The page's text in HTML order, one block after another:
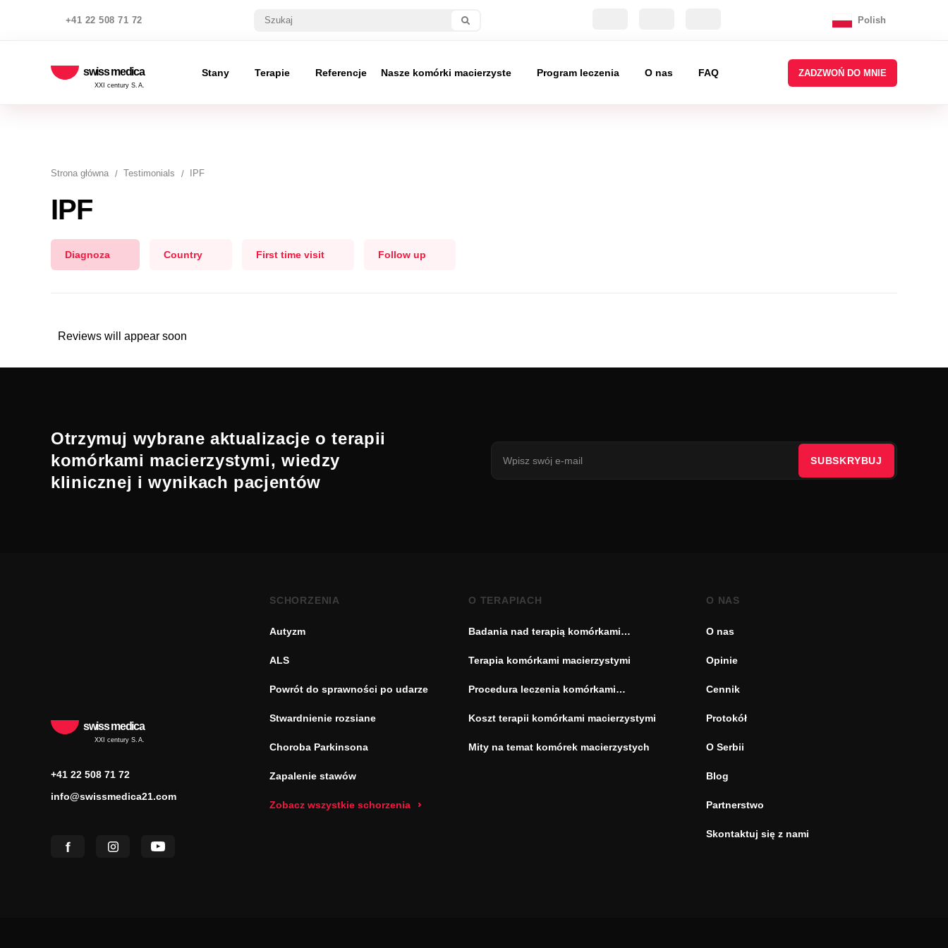
+41 22 508 71 72 Polish
swiss medica
XXI century S.A.
Stany Terapie Referencje Nasze komórki macierzyste Program leczenia O nas FAQ ZADZWOŃ DO MNIE
Strona główna Testimonials IPF
IPF
Diagnoza Country First time visit Follow up
Reviews will appear soon
Otrzymuj wybrane aktualizacje o terapii
komórkami macierzystymi, wiedzy
klinicznej i wynikach pacjentów
SUBSKRYBUJ
swiss medica
XXI century S.A.
+41 22 508 71 72
info@swissmedica21.com
SCHORZENIA
Autyzm
ALS
Powrót do sprawności po udarze
Stwardnienie rozsiane
Choroba Parkinsona
Zapalenie stawów
Zobacz wszystkie schorzenia
O TERAPIACH
Badania nad terapią komórkami
Terapia komórkami macierzystymi
Procedura leczenia komórkami
Koszt terapii komórkami macierzystymi
Mity na temat komórek macierzystych
O NAS
O nas
Opinie
Cennik
Protokół
O Serbii
Blog
Partnerstwo
Skontaktuj się z nami